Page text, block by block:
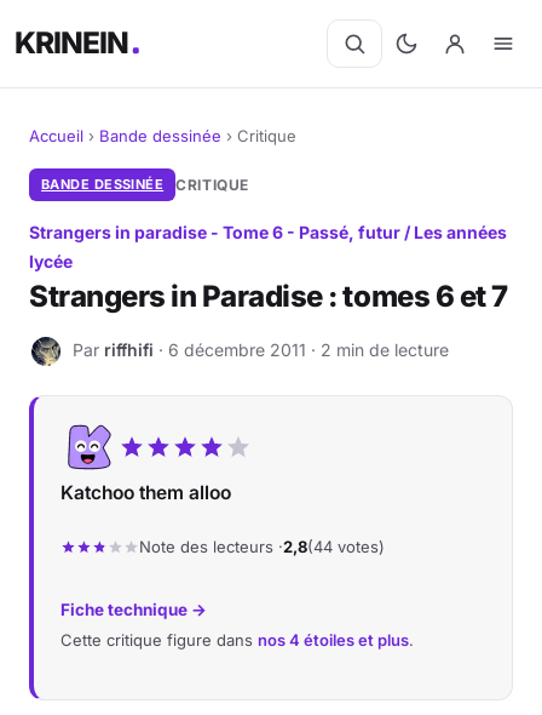
KRINEIN
Cinéma
Séries
Manga
BD
Livres
Jeux vidéo
Sortir
Accueil › Bande dessinée › Critique
BANDE DESSINÉE CRITIQUE
Strangers in paradise - Tome 6 - Passé, futur / Les années
lycée
Strangers in Paradise : tomes 6 et 7
R Par riffhifi · 6 décembre 2011 · 2 min de lecture
Katchoo them alloo
Note des lecteurs ·2,8(44 votes)
Fiche technique →
Cette critique figure dans nos 4 étoiles et plus.